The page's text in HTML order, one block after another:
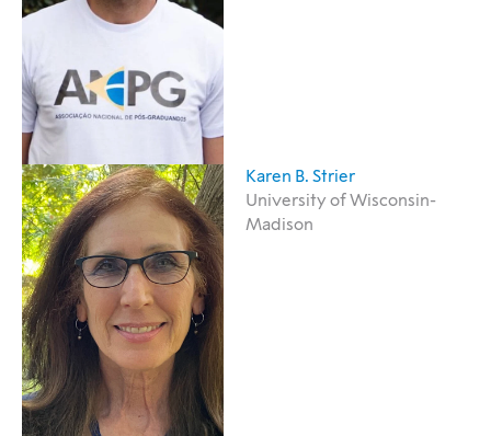
Karen B. Strier
University of Wisconsin-
Madison